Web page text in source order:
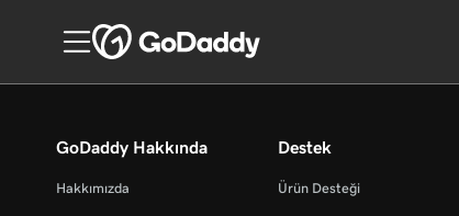
GoDaddy Hakkında
Hakkımızda
Destek
Ürün Desteği